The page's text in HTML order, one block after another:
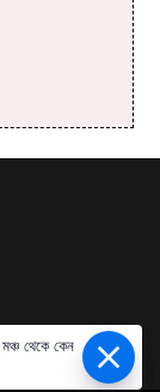
মঞ্চ থেকে কেন